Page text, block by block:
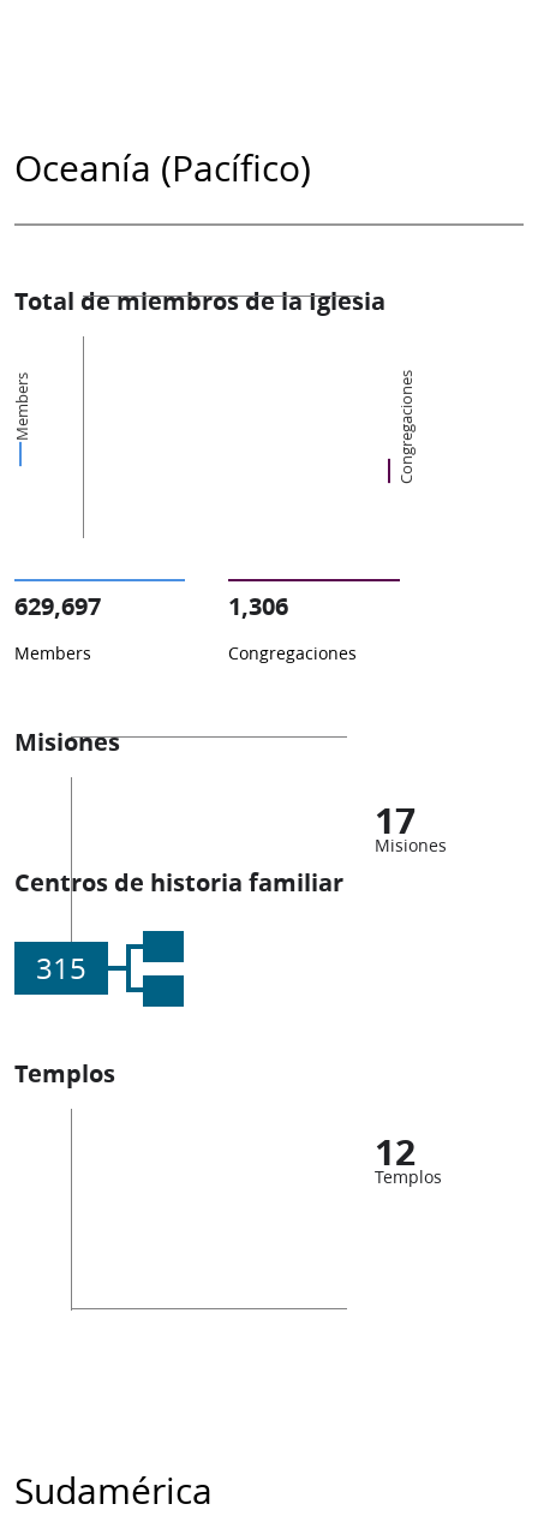
Oceanía (Pacífico)
Total de miembros de la Iglesia
Members Congregaciones
629,697
Members
1,306
Congregaciones
Misiones
17
Misiones
Centros de historia familiar
315
Templos
12
Templos
Sudamérica